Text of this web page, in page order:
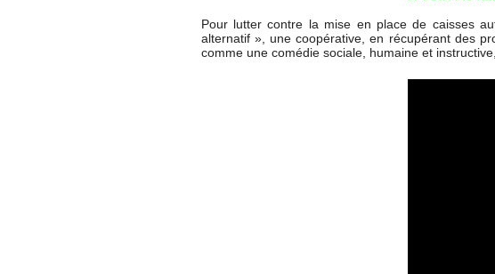
Pour lutter contre la mise en place de caisses
alternatif », une coopérative, en récupérant des
comme une comédie sociale, humaine et